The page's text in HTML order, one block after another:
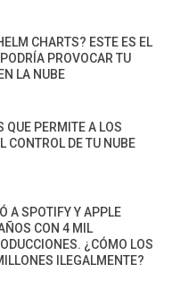
CHARTS? ESTE ES EL
PROVOCAR TU
LA NUBE
QUE PERMITE A LOS
CONTROL DE TU NUBE
A SPOTIFY Y APPLE
CON 4 MIL
¿CÓMO LOS
ILEGALMENTE?